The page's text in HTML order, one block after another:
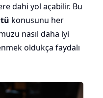
dahi yol açabilir. Bu
konusunu her
nasıl daha iyi
oldukça faydalı